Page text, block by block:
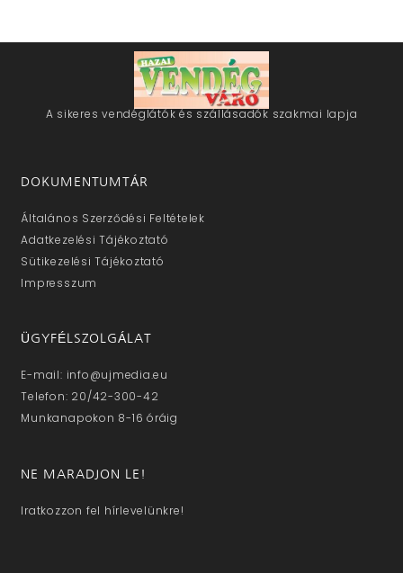
A sikeres vendéglátók és szállásadók szakmai lapja
DOKUMENTUMTÁR
Általános Szerződési Feltételek
Adatkezelési Tájékoztató
Sütikezelési Tájékoztató
Impresszum
ÜGYFÉLSZOLGÁLAT
E-mail: info@ujmedia.eu
Telefon: 20/42-300-42
Munkanapokon 8-16 óráig
NE MARADJON LE!
Iratkozzon fel hírlevelünkre!